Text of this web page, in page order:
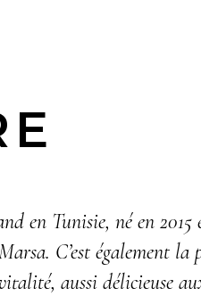
en Tunisie, né en
C’est également la
aussi délicieuse